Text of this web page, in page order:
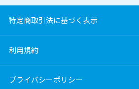
特定商取引法に基づく表示
利用規約
プライバシーポリシー